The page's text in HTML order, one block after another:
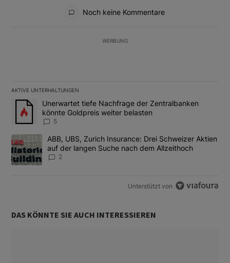
Noch keine Kommentare
WERBUNG
AKTIVE UNTERHALTUNGEN
Das Folgende ist eine Liste der am meisten kommentierten
Ein Trendartikel mit dem Titel "Unerwartet tiefe Nachfrage der
Unerwartet tiefe Nachfrage der Zentralbanken
könnte Goldpreis weiter belasten
5
Ein Trendartikel mit dem Titel "ABB, UBS, Zurich Insurance:
ABB, UBS, Zurich Insurance: Drei Schweizer Aktien
auf der langen Suche nach dem Allzeithoch
2
Unterstützt von
DAS KÖNNTE SIE AUCH INTERESSIEREN